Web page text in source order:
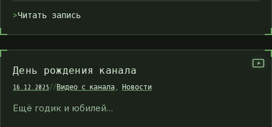
Читать запись
День рождения канала
16.12.2025//Видео с канала , Новости
Ещё годик и юбилей…